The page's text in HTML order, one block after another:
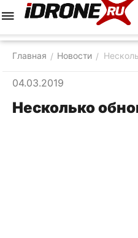
Главная / Новости /
04.03.2019
Несколько
Корзина